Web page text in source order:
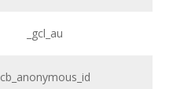
_gcl_au
cb_anonymous_id